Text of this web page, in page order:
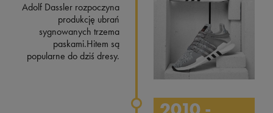
Adolf Dassler rozpoczyna
produkcję ubrań
sygnowanych trzema
paskami.Hitem są
popularne do dziś dresy.